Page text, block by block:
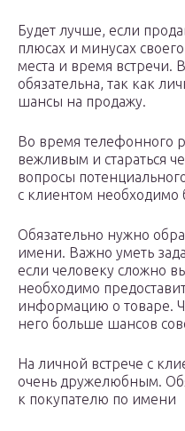
Будет лучше, если
плюсах и минусах
места и время встречи.
обязательна, так как
шансы на продажу.
Во время телефонного
вежливым и стараться
вопросы
с клиентом
Обязательно нужно
имени. Важно уметь
если человеку сложно
необходимо
информацию о товаре.
него больше шансов
На личной встрече с
очень дружелюбным.
к покупателю по имени